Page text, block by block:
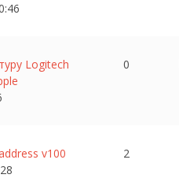
Logitech
0
v100
2